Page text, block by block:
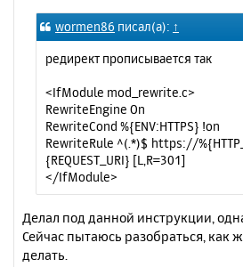
wormen86 писал(а): ↑
редирект прописывается так
<IfModule mod_rewrite.c>
RewriteEngine On
RewriteCond %{ENV:HTTPS} !on
RewriteRule ^(.*)$ https://
{REQUEST_URI} [L,R=301]
</IfModule>
Делал под данной инструкции,
Сейчас пытаюсь разобраться, как
делать.